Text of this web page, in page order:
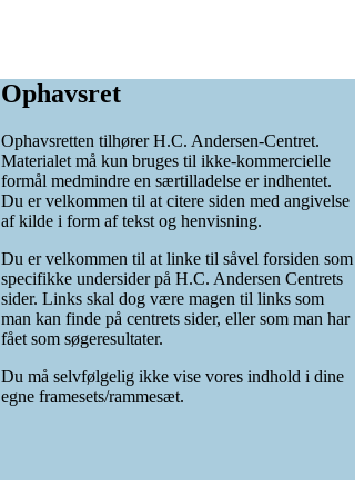
Ophavsret
Ophavsretten tilhører H.C. Andersen-Centret.
Materialet må kun bruges til ikke-kommercielle
formål medmindre en særtilladelse er indhentet.
Du er velkommen til at citere siden med angivelse
af kilde i form af tekst og henvisning.
Du er velkommen til at linke til såvel forsiden som
specifikke undersider på H.C. Andersen Centrets
sider. Links skal dog være magen til links som
man kan finde på centrets sider, eller som man har
fået som søgeresultater.
Du må selvfølgelig ikke vise vores indhold i dine
egne framesets/rammesæt.